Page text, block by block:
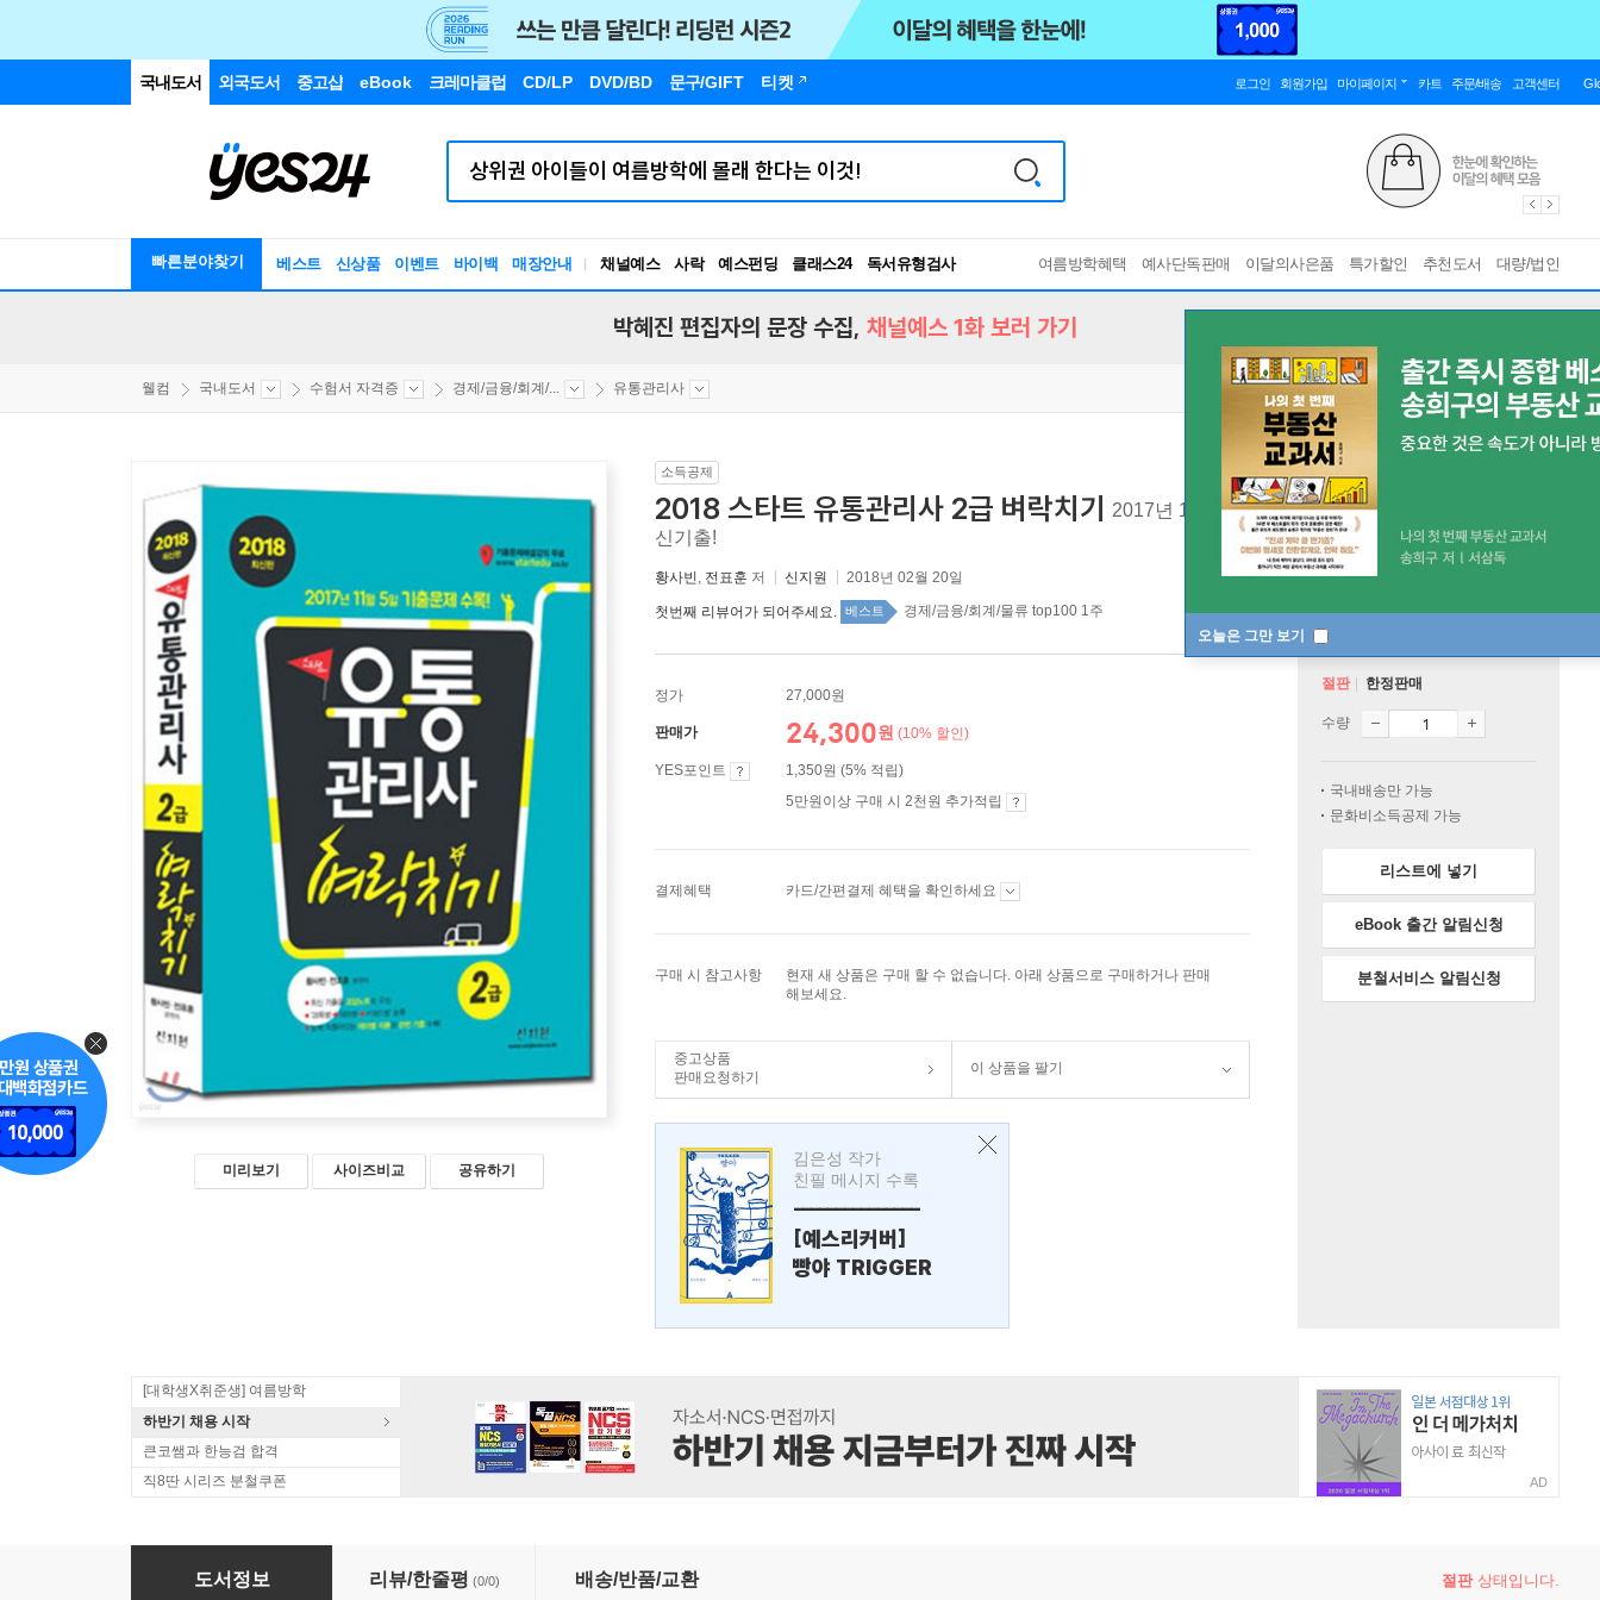
국내도서 외국도서 중고샵 eBook 크레마클럽 CD/LP DVD/BD 문구/GIFT 티켓 로그인 회원가입 마이페이지 카트 주문/배송 고객센터
빠른분야찾기 베스트 신상품 이벤트 바이백 매장안내 채널예스 사락 예스펀딩 클래스24
RBTI Lab
독서유형검사
여름방학혜택 예사단독판매 이달의사은품 특가할인 추천도서 대량/법인
오늘은 그만 보기
박혜진 편집자의 문장 수집, 채널예스 1화 보러 가기
웰컴 국내도서 수험서 자격증 경제/금융/회계/... 유통관리사
미리보기 사이즈비교 공유하기
소득공제
2018 스타트 유통관리사 2급 벼락치기 2017년 11월 5일 기출문제 수록!, 오답노트로 보는 최
신기출!
황사빈 , 전표훈 저 신지원 2018년 02월 20일
첫번째 리뷰어가 되어주세요. 베스트 경제/금융/회계/물류 top100 1주
정가 27,000원
판매가 24,300원 (10% 할인)
YES포인트
1,350원 (5% 적립)
5만원이상 구매 시 2천원 추가적립
결제혜택 카드/간편결제 혜택을 확인하세요
구매 시 참고사항
현재 새 상품은 구매 할 수 없습니다. 아래 상품으로 구매하거나 판매
해보세요.
중고상품
판매요청하기
이 상품을 팔기
김은성 작가
친필 메시지 수록
---------------
[예스리커버]
빵야 TRIGGER
절판 한정판매
수량
국내배송만 가능
문화비소득공제 가능
리스트에 넣기
eBook 출간 알림신청
분철서비스 알림신청
[대학생X취준생] 여름방학
하반기 채용 시작
큰코쌤과 한능검 합격
직8딴 시리즈 분철쿠폰
AD
2018 스타트 유통관리사 2급 벼락치기
도서정보 리뷰/한줄평 (0/0) 배송/반품/교환 절판상태입니다.